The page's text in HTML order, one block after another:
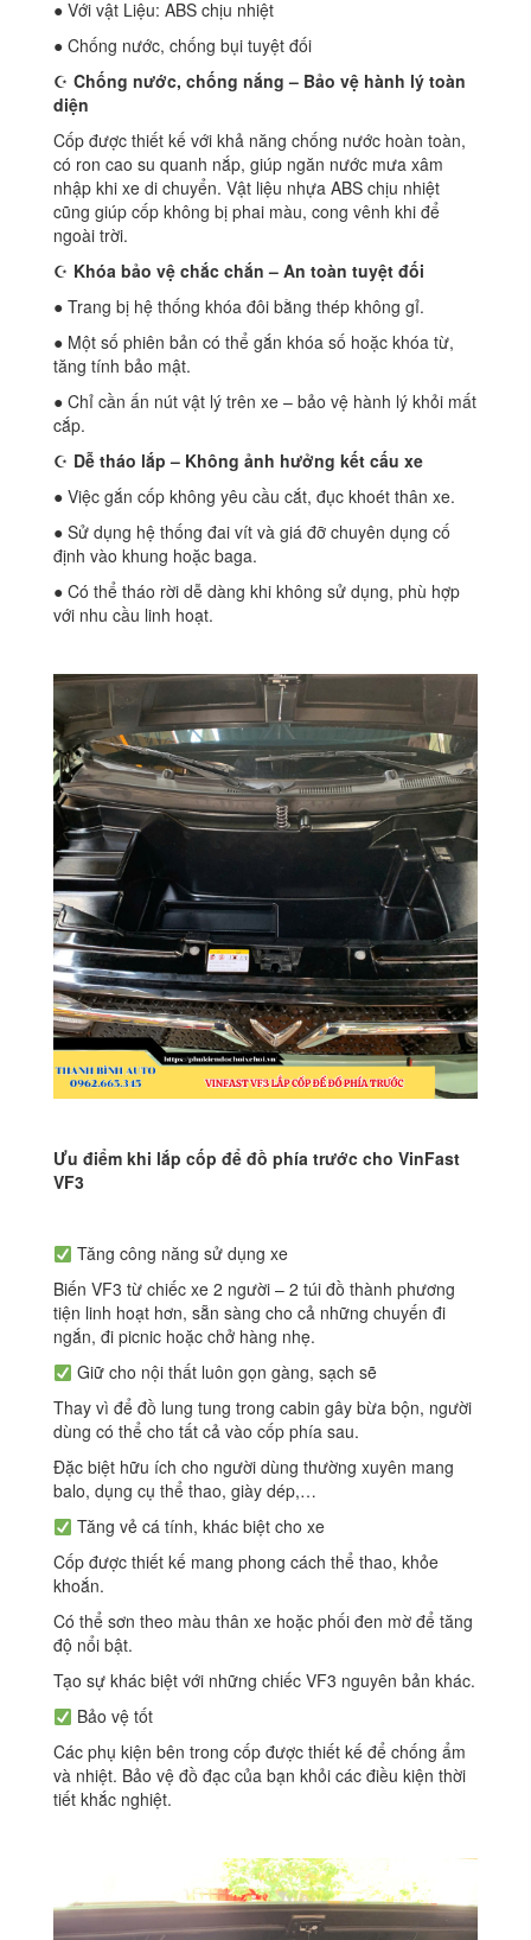
● Với vật Liệu: ABS chịu nhiệt
● Chống nước, chống bụi tuyệt đối
☪ Chống nước, chống nắng – Bảo vệ hành lý toàn
diện
Cốp được thiết kế với khả năng chống nước hoàn toàn,
có ron cao su quanh nắp, giúp ngăn nước mưa xâm
nhập khi xe di chuyển. Vật liệu nhựa ABS chịu nhiệt
cũng giúp cốp không bị phai màu, cong vênh khi để
ngoài trời.
☪ Khóa bảo vệ chắc chắn – An toàn tuyệt đối
● Trang bị hệ thống khóa đôi bằng thép không gỉ.
● Một số phiên bản có thể gắn khóa số hoặc khóa từ,
tăng tính bảo mật.
● Chỉ cần ấn nút vật lý trên xe – bảo vệ hành lý khỏi mất
cắp.
☪ Dễ tháo lắp – Không ảnh hưởng kết cấu xe
● Việc gắn cốp không yêu cầu cắt, đục khoét thân xe.
● Sử dụng hệ thống đai vít và giá đỡ chuyên dụng cố
định vào khung hoặc baga.
● Có thể tháo rời dễ dàng khi không sử dụng, phù hợp
với nhu cầu linh hoạt.
Ưu điểm khi lắp cốp để đồ phía trước cho VinFast
VF3
Tăng công năng sử dụng xe
Biến VF3 từ chiếc xe 2 người – 2 túi đồ thành phương
tiện linh hoạt hơn, sẵn sàng cho cả những chuyến đi
ngắn, đi picnic hoặc chở hàng nhẹ.
Giữ cho nội thất luôn gọn gàng, sạch sẽ
Thay vì để đồ lung tung trong cabin gây bừa bộn, người
dùng có thể cho tất cả vào cốp phía sau.
Đặc biệt hữu ích cho người dùng thường xuyên mang
balo, dụng cụ thể thao, giày dép,…
Tăng vẻ cá tính, khác biệt cho xe
Cốp được thiết kế mang phong cách thể thao, khỏe
khoắn.
Có thể sơn theo màu thân xe hoặc phối đen mờ để tăng
độ nổi bật.
Tạo sự khác biệt với những chiếc VF3 nguyên bản khác.
Bảo vệ tốt
Các phụ kiện bên trong cốp được thiết kế để chống ẩm
và nhiệt. Bảo vệ đồ đạc của bạn khỏi các điều kiện thời
tiết khắc nghiệt.